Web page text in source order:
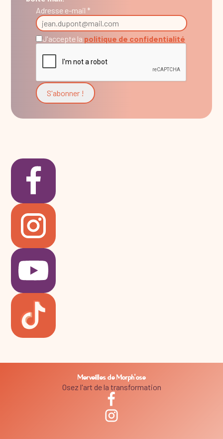
Adresse e-mail *
J'accepte la politique de confidentialité
Merveilles de Morph'ose
Osez l'art de la transformation